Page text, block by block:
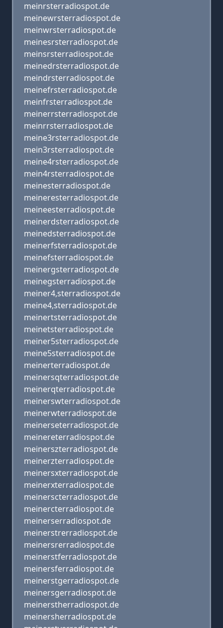
meinrsterradiospot.de
meinewrsterradiospot.de
meinwrsterradiospot.de
meinesrsterradiospot.de
meinsrsterradiospot.de
meinedrsterradiospot.de
meindrsterradiospot.de
meinefrsterradiospot.de
meinfrsterradiospot.de
meinerrsterradiospot.de
meinrrsterradiospot.de
meine3rsterradiospot.de
mein3rsterradiospot.de
meine4rsterradiospot.de
mein4rsterradiospot.de
meinesterradiospot.de
meineresterradiospot.de
meineesterradiospot.de
meinerdsterradiospot.de
meinedsterradiospot.de
meinerfsterradiospot.de
meinefsterradiospot.de
meinergsterradiospot.de
meinegsterradiospot.de
meiner4,sterradiospot.de
meine4,sterradiospot.de
meinertsterradiospot.de
meinetsterradiospot.de
meiner5sterradiospot.de
meine5sterradiospot.de
meinerterradiospot.de
meinersqterradiospot.de
meinerqterradiospot.de
meinerswterradiospot.de
meinerwterradiospot.de
meinerseterradiospot.de
meinereterradiospot.de
meinerszterradiospot.de
meinerzterradiospot.de
meinersxterradiospot.de
meinerxterradiospot.de
meinerscterradiospot.de
meinercterradiospot.de
meinerserradiospot.de
meinerstrerradiospot.de
meinersrerradiospot.de
meinerstferradiospot.de
meinersferradiospot.de
meinerstgerradiospot.de
meinersgerradiospot.de
meinerstherradiospot.de
meinersherradiospot.de